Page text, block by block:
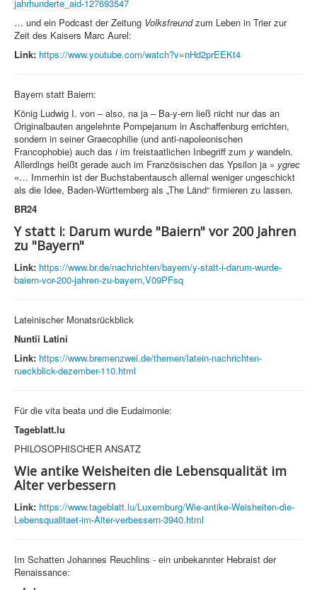
jahrhunderte_aid-127693547
… und ein Podcast der Zeitung Volksfreundzum Leben in Trier zur
Zeit des Kaisers Marc Aurel:
Link: https://www.youtube.com/watch?v=nHd2prEEKt4
Bayern statt Baiern:
König Ludwig I. von – also, na ja – Ba-y-ern ließ nicht nur das an
Originalbauten angelehnte Pompejanum in Aschaffenburg errichten,
sondern in seiner Graecophilie (und anti-napoleonischen
Francophobie) auch das iim freistaatlichen Inbegriff zum y wandeln.
Allerdings heißt gerade auch im Französischen das Ypsilon ja » ygrec
«… Immerhin ist der Buchstabentausch allemal weniger ungeschickt
als die Idee, Baden-Württemberg als „The Länd“ firmieren zu lassen.
BR24
Y statt i: Darum wurde "Baiern" vor 200 Jahren
zu "Bayern"
Link: https://www.br.de/nachrichten/bayern/y-statt-i-darum-wurde-
baiern-vor-200-jahren-zu-bayern,V09PFsq
Lateinischer Monatsrückblick
Nuntii Latini
Link: https://www.bremenzwei.de/themen/latein-nachrichten-
rueckblick-dezember-110.html
Für die vita beata und die Eudaimonie:
Tageblatt.lu
PHILOSOPHISCHER ANSATZ
Wie antike Weisheiten die Lebensqualität im
Alter verbessern
Link: https://www.tageblatt.lu/Luxemburg/Wie-antike-Weisheiten-die-
Lebensqualitaet-im-Alter-verbessern-3940.html
Im Schatten Johannes Reuchlins - ein unbekannter Hebraist der
Renaissance: